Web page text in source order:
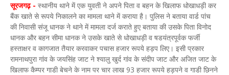
सूरजगढ़ - स्थानीय थाने में एक युवती ने अपने पिता व बहन के खिलाफ धोखाधड़ी कर
बैंक खाते से रूपये निकालने का मामला थाने में कराया है। पुलिस ने बताया वार्ड पांच
की निवासी संजू धानक ने थाने में मामला दर्ज कराते हुए बताया की उसके पिता विनोद
धानक और बहन सीमा धानक ने उसके खाते से धोखाधड़ी व षडयंत्रपूर्वक फर्जी
हस्ताक्षर व कागजात तैयार करवाकर पचास हजार रूपये हड़प लिए। इसी प्रकार
रामनाथपुरा गांव के जयसिंह जाट ने श्यालु खुर्द गांव के संदीप जाट और अजित जाट के
खिलाफ कैम्पर गाडी बेचने के नाम पर चार लाख 93 हजार रूपये हड़पने व गाडी छिनने